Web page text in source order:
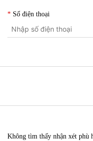
Số điện thoại
Không tìm thấy nhận xét phù